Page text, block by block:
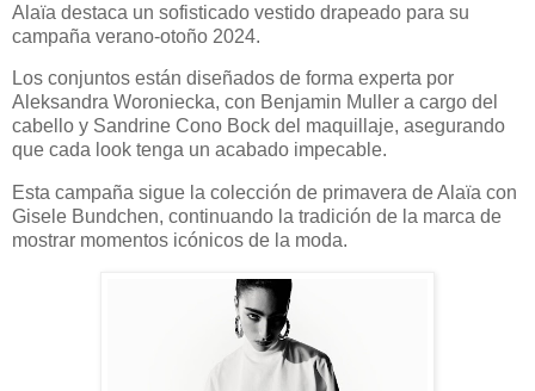
Alaïa destaca un sofisticado vestido drapeado para su
campaña verano-otoño 2024.
Los conjuntos están diseñados de forma experta por
Aleksandra Woroniecka, con Benjamin Muller a cargo del
cabello y Sandrine Cono Bock del maquillaje, asegurando
que cada look tenga un acabado impecable.
Esta campaña sigue la colección de primavera de Alaïa con
Gisele Bundchen, continuando la tradición de la marca de
mostrar momentos icónicos de la moda.